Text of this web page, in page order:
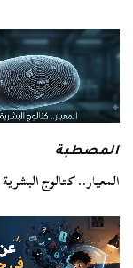
المصطبة
المعيار.. كتالوج البشرية (2-